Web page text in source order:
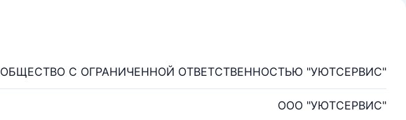
ОБЩЕСТВО С ОГРАНИЧЕННОЙ ОТВЕТСТВЕННОСТЬЮ "УЮТСЕРВИС"
ООО "УЮТСЕРВИС"